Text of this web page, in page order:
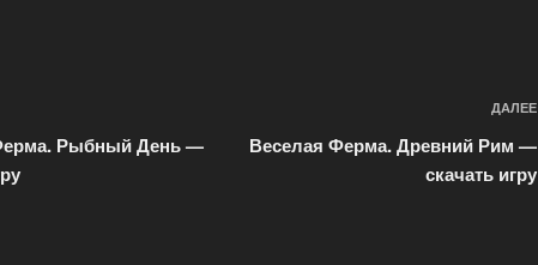
Рыбный День —
ДАЛЕЕ
Веселая Ферма. Древний Рим —
скачать игру